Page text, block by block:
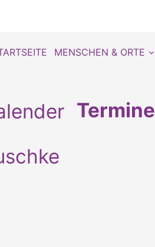
MENSCHEN & ORTE
Termine